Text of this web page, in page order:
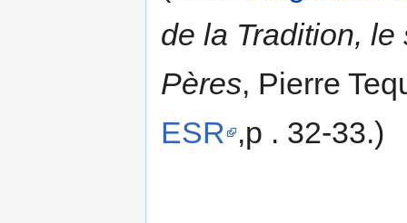
de la Tradition,
Pères, Pierre
ESR ,p . 32-33.)